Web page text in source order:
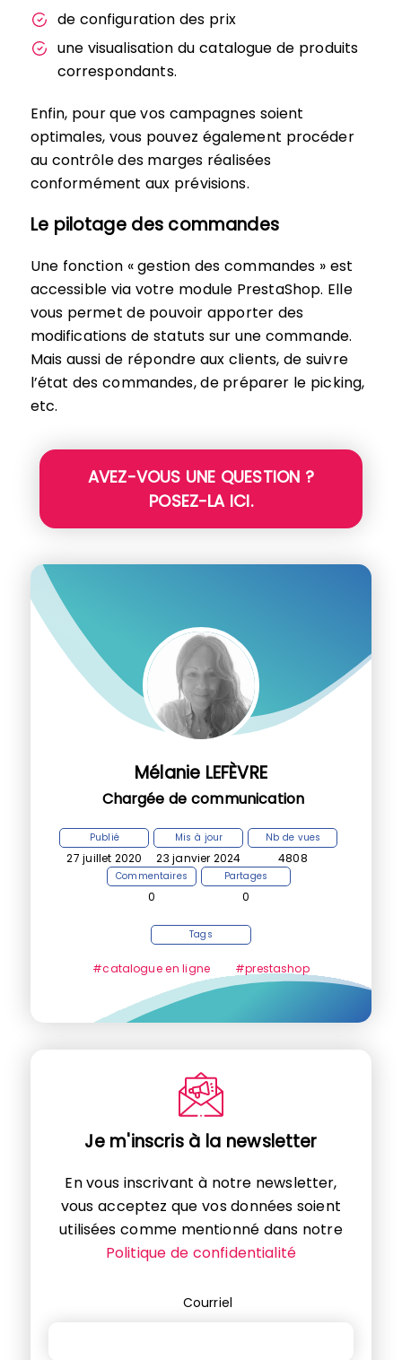
de configuration des prix
une visualisation du catalogue de produits
correspondants.
Enfin, pour que vos campagnes soient
optimales, vous pouvez également procéder
au contrôle des marges réalisées
conformément aux prévisions.
Le pilotage des commandes
Une fonction « gestion des commandes » est
accessible via votre module PrestaShop. Elle
vous permet de pouvoir apporter des
modifications de statuts sur une commande.
Mais aussi de répondre aux clients, de suivre
l’état des commandes, de préparer le picking,
etc.
AVEZ-VOUS UNE QUESTION ?
POSEZ-LA ICI.
Mélanie LEFÈVRE
Chargée de communication
Publié
27 juillet 2020
Mis à jour
23 janvier 2024
Nb de vues
4808
Commentaires
0
Partages
0
Tags
#catalogue en ligne #prestashop
Je m'inscris à la newsletter
En vous inscrivant à notre newsletter,
vous acceptez que vos données soient
utilisées comme mentionné dans notre
Politique de confidentialité
Courriel